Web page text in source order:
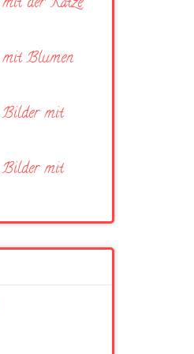
Blumen
Bilder mit
Bilder mit